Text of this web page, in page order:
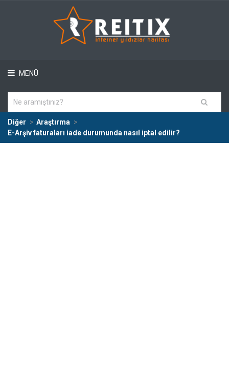
MENÜ
Diğer
Araştırma
E-Arşiv faturaları iade durumunda nasıl iptal edilir?